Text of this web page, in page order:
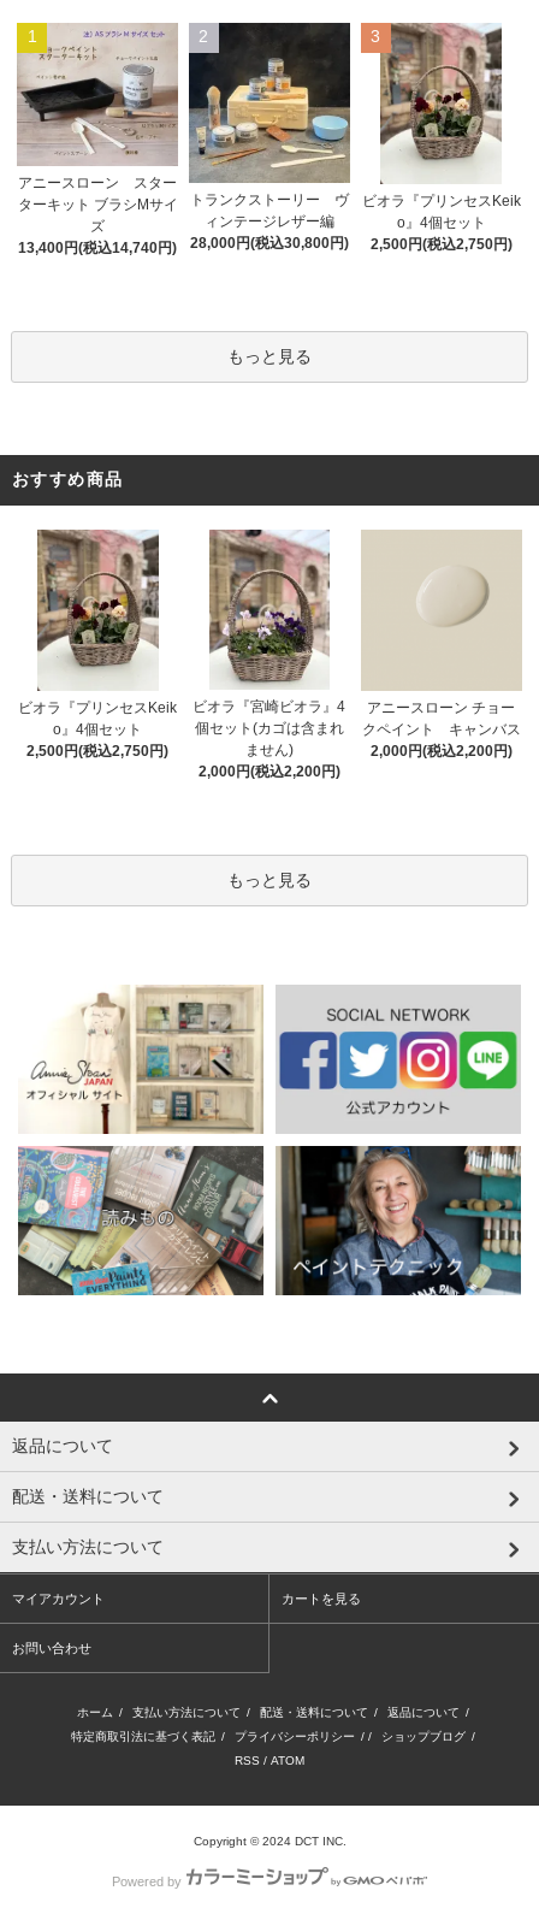
1
アニースローン スター
ターキット ブラシMサイ
ズ
13,400円(税込14,740円)
2
トランクストーリー ヴ
ィンテージレザー編
28,000円(税込30,800円)
3
ビオラ『プリンセスKeik
o』4個セット
2,500円(税込2,750円)
もっと見る
おすすめ商品
ビオラ『プリンセスKeik
o』4個セット
2,500円(税込2,750円)
ビオラ『宮崎ビオラ』4
個セット(カゴは含まれ
ません)
2,000円(税込2,200円)
アニースローン チョー
クペイント キャンバス
2,000円(税込2,200円)
もっと見る
返品について
配送・送料について
支払い方法について
マイアカウント カートを見る
お問い合わせ
ホーム / 支払い方法について / 配送・送料について / 返品について /
特定商取引法に基づく表記 / プライバシーポリシー / / ショップブログ /
RSS / ATOM
Copyright © 2024 DCT INC.
Powered by